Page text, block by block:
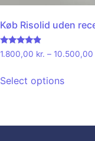
Køb Risolid uden
Rated
4.67
1.800,00 kr. – 10.500,00
Select options